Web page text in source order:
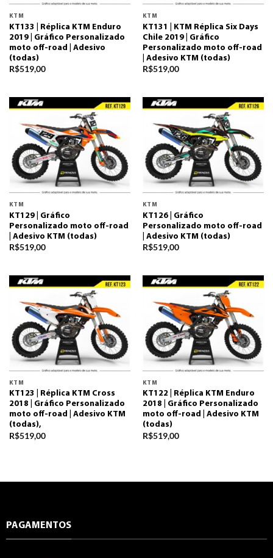
KTM
KT133 | Réplica KTM Enduro
2019 | Gráfico Personalizado
moto off-road | Adesivo
(todas)
R$519,00
KTM
KT131 | KTM Réplica Six Days
Chile 2019 | Gráfico
Personalizado moto off-road
| Adesivo KTM (todas)
R$519,00
KTM
KT129 | Gráfico
Personalizado moto off-road
| Adesivo KTM (todas)
R$519,00
KTM
KT126 | Gráfico
Personalizado moto off-road
| Adesivo KTM (todas)
R$519,00
KTM
KT123 | Réplica KTM Cross
2018 | Gráfico Personalizado
moto off-road | Adesivo KTM
(todas),
R$519,00
KTM
KT122 | Réplica KTM Enduro
2018 | Gráfico Personalizado
moto off-road | Adesivo KTM
(todas)
R$519,00
PAGAMENTOS